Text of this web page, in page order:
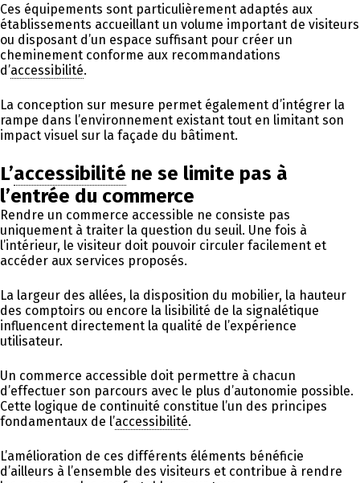
Ces équipements sont particulièrement adaptés aux
établissements accueillant un volume important de visiteurs
ou disposant d’un espace suffisant pour créer un
cheminement conforme aux recommandations
d’accessibilité.
La conception sur mesure permet également d’intégrer la
rampe dans l’environnement existant tout en limitant son
impact visuel sur la façade du bâtiment.
L’accessibilité ne se limite pas à
l’entrée du commerce
Rendre un commerce accessible ne consiste pas
uniquement à traiter la question du seuil. Une fois à
l’intérieur, le visiteur doit pouvoir circuler facilement et
accéder aux services proposés.
La largeur des allées, la disposition du mobilier, la hauteur
des comptoirs ou encore la lisibilité de la signalétique
influencent directement la qualité de l’expérience
utilisateur.
Un commerce accessible doit permettre à chacun
d’effectuer son parcours avec le plus d’autonomie possible.
Cette logique de continuité constitue l’un des principes
fondamentaux de l’accessibilité.
L’amélioration de ces différents éléments bénéficie
d’ailleurs à l’ensemble des visiteurs et contribue à rendre